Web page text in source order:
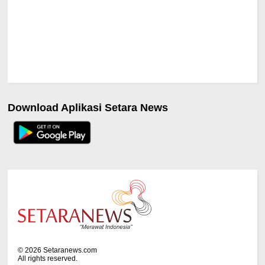
Download Aplikasi Setara News
©2026 Setaranews.com
All rights reserved.